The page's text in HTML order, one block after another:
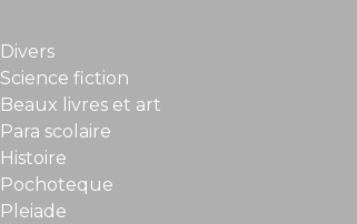
Divers
Science fiction
Beaux livres et art
Para scolaire
Histoire
Pochoteque
Pleiade